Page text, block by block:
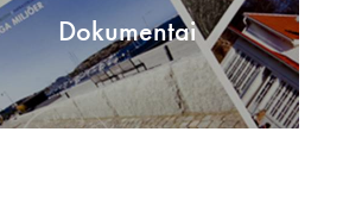
Dokumentai